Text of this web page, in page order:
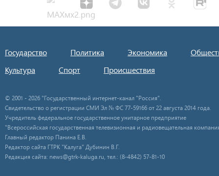
Государство Политика Экономика
Культура
Спорт Происшествия
© 2001 - 2026 "Государственный интернет-канал "Россия".
Свидетельство о регистрации СМИ Эл № ФС 77-59166 от 22 августа 2014 года.
Учредитель федеральное государственное унитарное предприятие
"Всероссийская государственная телевизионная и радиовещательная
Главный редактор Панина Е.В.
Редактор сайта ГТРК "Калуга" Дубинин В.Г.
Редакция сайта: news@gtrk-kaluga.ru, тел.: (8-4842) 57-81-10